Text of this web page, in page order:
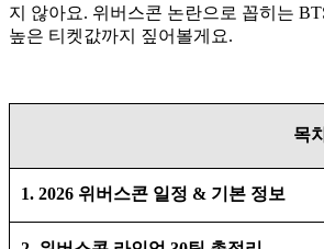
지 않아요. 위버스콘 논란으로 꼽히는
높은 티켓값까지 짚어볼게요.
목
1. 2026 위버스콘 일정 & 기본 정보